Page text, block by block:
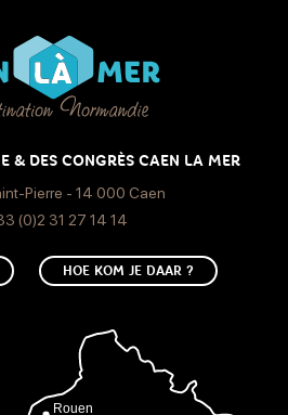
& DES CONGRÈS CAEN LA MER
Pierre - 14 000 Caen
(0)2 31 27 14 14
HOE KOM JE DAAR ?